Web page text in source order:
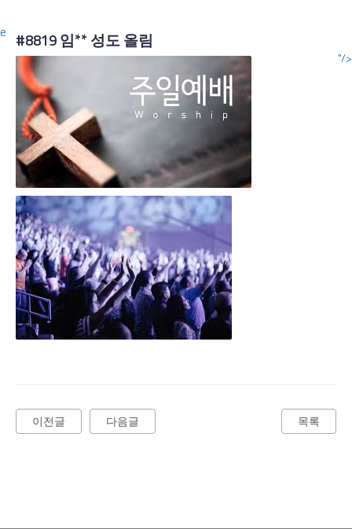
"/>
#8819임** 성도 올림
다음글
이전글 목록